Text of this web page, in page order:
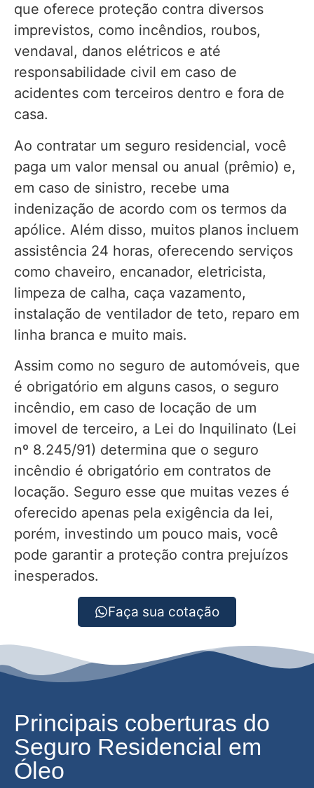
que oferece proteção contra diversos
imprevistos, como incêndios, roubos,
vendaval, danos elétricos e até
responsabilidade civil em caso de
acidentes com terceiros dentro e fora de
casa.
Ao contratar um seguro residencial, você
paga um valor mensal ou anual (prêmio) e,
em caso de sinistro, recebe uma
indenização de acordo com os termos da
apólice. Além disso, muitos planos incluem
assistência 24 horas, oferecendo serviços
como chaveiro, encanador, eletricista,
limpeza de calha, caça vazamento,
instalação de ventilador de teto, reparo em
linha branca e muito mais.
Assim como no seguro de automóveis, que
é obrigatório em alguns casos, o seguro
incêndio, em caso de locação de um
imovel de terceiro, a Lei do Inquilinato (Lei
nº 8.245/91) determina que o seguro
incêndio é obrigatório em contratos de
locação. Seguro esse que muitas vezes é
oferecido apenas pela exigência da lei,
porém, investindo um pouco mais, você
pode garantir a proteção contra prejuízos
inesperados.
Faça sua cotação
Principais coberturas do
Seguro Residencial em
Óleo